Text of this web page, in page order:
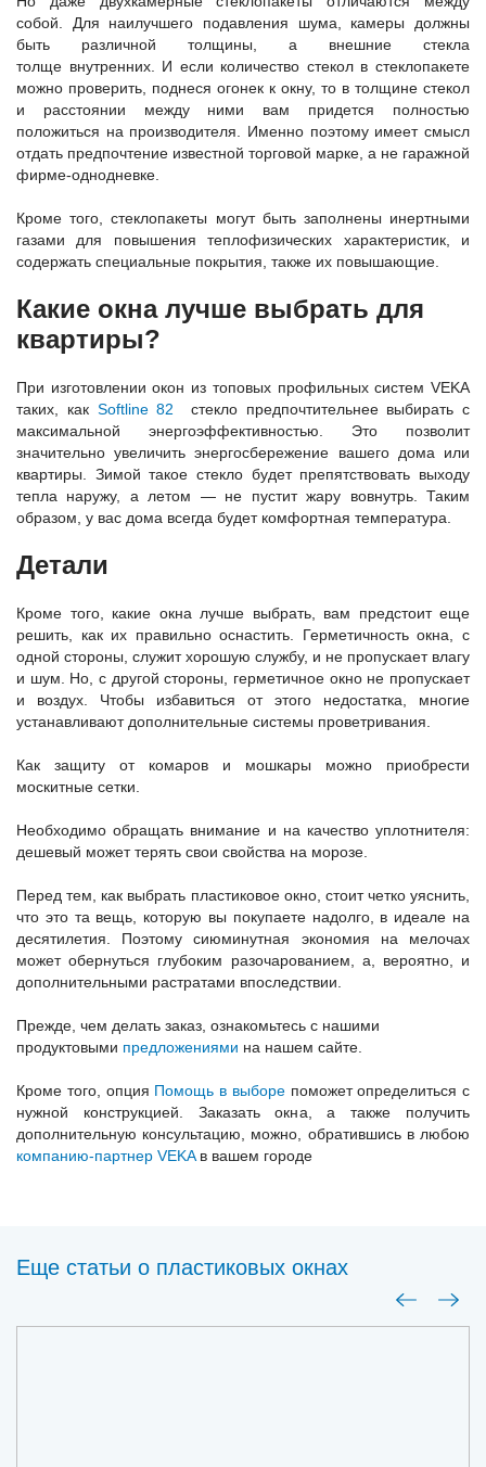
собой. Для наилучшего подавления шума, камеры должны
быть различной толщины, а внешние стекла
толще внутренних. И если количество стекол в стеклопакете
можно проверить, поднеся огонек к окну, то в толщине стекол
и расстоянии между ними вам придется полностью
положиться на производителя. Именно поэтому имеет смысл
отдать предпочтение известной торговой марке, а не гаражной
фирме-однодневке.
Кроме того, стеклопакеты могут быть заполнены инертными
газами для повышения теплофизических характеристик, и
содержать специальные покрытия, также их повышающие.
Какие окна лучше выбрать для
квартиры?
При изготовлении окон из топовых профильных систем VEKA
таких, как Softline 82
стекло предпочтительнее выбирать с
максимальной энергоэффективностью. Это позволит
значительно увеличить энергосбережение вашего дома или
квартиры. Зимой такое стекло будет препятствовать выходу
тепла наружу, а летом — не пустит жару вовнутрь. Таким
образом, у вас дома всегда будет комфортная температура.
Детали
Кроме того, какие окна лучше выбрать, вам предстоит еще
решить, как их правильно оснастить. Герметичность окна, с
одной стороны, служит хорошую службу, и не пропускает влагу
и шум. Но, с другой стороны, герметичное окно не пропускает
и воздух. Чтобы избавиться от этого недостатка, многие
устанавливают дополнительные системы проветривания.
Как защиту от комаров и мошкары можно приобрести
москитные сетки.
Необходимо обращать внимание и на качество уплотнителя:
дешевый может терять свои свойства на морозе.
Перед тем, как выбрать пластиковое окно, стоит четко уяснить,
что это та вещь, которую вы покупаете надолго, в идеале на
десятилетия. Поэтому сиюминутная экономия на мелочах
может обернуться глубоким разочарованием, а, вероятно, и
дополнительными растратами впоследствии.
Прежде, чем делать заказ, ознакомьтесь с нашими
продуктовыми предложениями на нашем сайте.
Кроме того, опция Помощь в выборепоможет определиться с
нужной конструкцией. Заказать окна, а также получить
дополнительную консультацию, можно, обратившись в любою
компанию-партнер VEKAв вашем городе
Еще статьи о пластиковых окнах